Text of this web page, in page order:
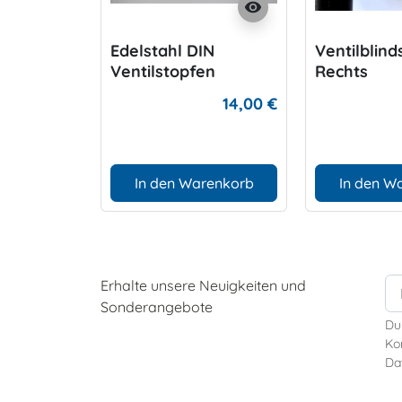
visibility
Edelstahl DIN
Ventilstopfen
14,00 €
In den Warenkorb
Rechts
In den
Erhalte unsere Neuigkeiten und
Sonderangebote